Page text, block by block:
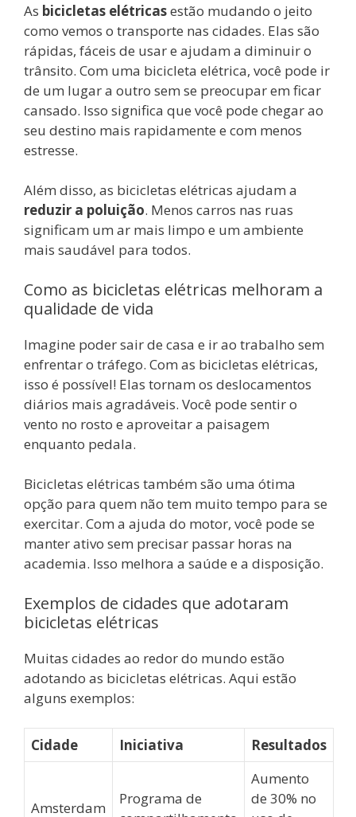
As bicicletas elétricasestão mudando o jeito
como vemos o transporte nas cidades. Elas são
rápidas, fáceis de usar e ajudam a diminuir o
trânsito. Com uma bicicleta elétrica, você pode ir
de um lugar a outro sem se preocupar em ficar
cansado. Isso significa que você pode chegar ao
seu destino mais rapidamente e com menos
estresse.
Além disso, as bicicletas elétricas ajudam a
reduzir a poluição. Menos carros nas ruas
significam um ar mais limpo e um ambiente
mais saudável para todos.
Como as bicicletas elétricas melhoram a
qualidade de vida
Imagine poder sair de casa e ir ao trabalho sem
enfrentar o tráfego. Com as bicicletas elétricas,
isso é possível! Elas tornam os deslocamentos
diários mais agradáveis. Você pode sentir o
vento no rosto e aproveitar a paisagem
enquanto pedala.
Bicicletas elétricas também são uma ótima
opção para quem não tem muito tempo para se
exercitar. Com a ajuda do motor, você pode se
manter ativo sem precisar passar horas na
academia. Isso melhora a saúde e a disposição.
Exemplos de cidades que adotaram
bicicletas elétricas
Muitas cidades ao redor do mundo estão
adotando as bicicletas elétricas. Aqui estão
alguns exemplos:
Cidade Iniciativa Resultados
Amsterdam
Programa de
Aumento
de 30% no